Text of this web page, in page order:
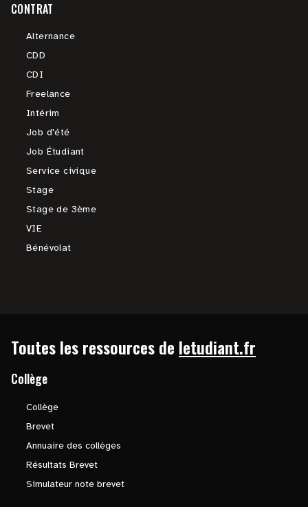
CONTRAT
Alternance
CDD
CDI
Freelance
Intérim
Job d'été
Job Étudiant
Service civique
Stage
Stage de 3ème
VIE
Bénévolat
Toutes les ressources de letudiant.fr
Collège
Collège
Brevet
Annuaire des collèges
Résultats Brevet
Simulateur note brevet